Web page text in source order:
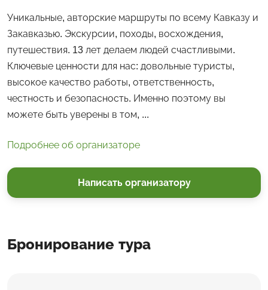
Уникальные, авторские маршруты по всему Кавказу и
Закавказью. Экскурсии, походы, восхождения,
путешествия. 13 лет делаем людей счастливыми.
Ключевые ценности для нас: довольные туристы,
высокое качество работы, ответственность,
честность и безопасность. Именно поэтому вы
можете быть уверены в том, ...
Подробнее об организаторе
Написать организатору
Бронирование тура